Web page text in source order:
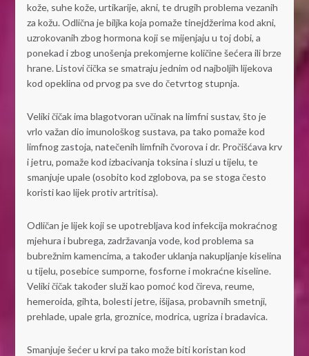
kože, suhe kože, urtikarije, akni, te drugih problema vezanih
za kožu. Odlična je biljka koja pomaže tinejdžerima kod akni,
uzrokovanih zbog hormona koji se mijenjaju u toj dobi, a
ponekad i zbog unošenja prekomjerne količine šećera ili brze
hrane. Listovi čička se smatraju jednim od najboljih lijekova
kod opeklina od prvog pa sve do četvrtog stupnja.
Veliki čičak ima blagotvoran učinak na limfni sustav, što je
vrlo važan dio imunološkog sustava, pa tako pomaže kod
limfnog zastoja, natečenih limfnih čvorova i dr. Pročišćava krv
i jetru, pomaže kod izbacivanja toksina i sluzi u tijelu, te
smanjuje upale (osobito kod zglobova, pa se stoga često
koristi kao lijek protiv artritisa).
Odličan je lijek koji se upotrebljava kod infekcija mokraćnog
mjehura i bubrega, zadržavanja vode, kod problema sa
bubrežnim kamencima, a također uklanja nakupljanje kiselina
u tijelu, posebice sumporne, fosforne i mokraćne kiseline.
Veliki čičak također služi kao pomoć kod čireva, reume,
hemeroida, gihta, bolesti jetre, išijasa, probavnih smetnji,
prehlade, upale grla, groznice, modrica, ugriza i bradavica.
Smanjuje šećer u krvi pa tako može biti koristan kod